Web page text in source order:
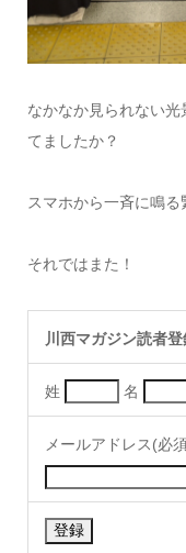
なかなか見られない
てましたか？
スマホから一斉に鳴
それではまた！
川西マガジン読者登
姓 名
メールアドレス(必